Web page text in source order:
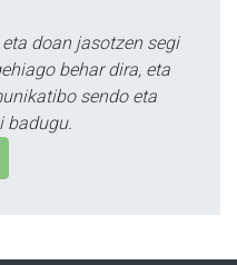
doan jasotzen segi
behar dira, eta
sendo eta
badugu.